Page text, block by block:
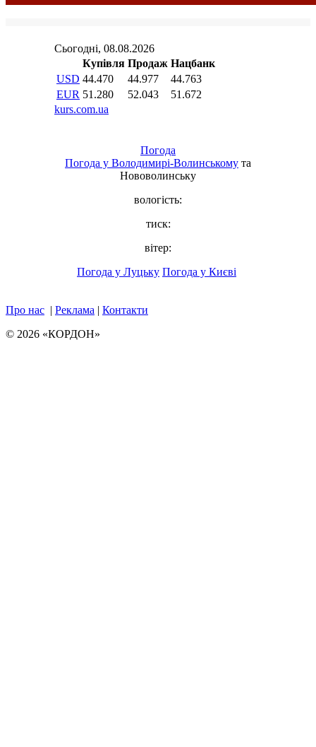
Погода
Погода у Володимирі-Волинському та
Нововолинську
вологість:
тиск:
вітер:
Погода у Луцьку Погода у Києві
Про нас | Реклама | Контакти
© 2026 «КОРДОН»